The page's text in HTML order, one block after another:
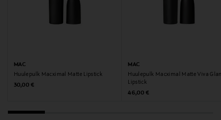
MAC
Huulepulk Macximal Matte Lipstick
Original Price
30,00 €
MAC
Huulepulk Macximal Matte Viva
Lipstick
Original Price
46,00 €